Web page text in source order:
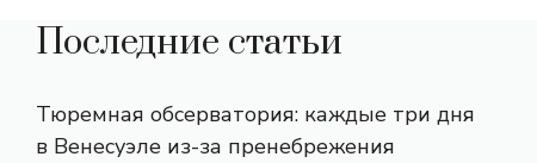
Последние статьи
Тюремная обсерватория: каждые три дня
в Венесуэле из-за пренебрежения